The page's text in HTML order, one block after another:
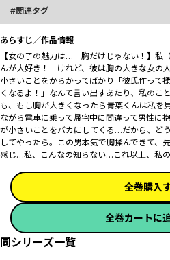
関連タグ
あらすじ／作品情報
【女の子の魅力は… 胸だけじゃない！】私
んが大好き！ けれど、彼は胸の大きな女の
小さいことをからかってばかり「彼氏作って
くなるよ！」なんて言い出すあたり、私のこ
も、もし胸が大きくなったら青葉くんは私
ながら電車に乗って帰宅中に間違って男性に
が小さいことをバカにしてくる…だから、ど
してやったら。この男本気で胸揉んできて
感じ…私、こんなの知らない…これ以上、私
全巻購入
全巻カートに
同シリーズ一覧